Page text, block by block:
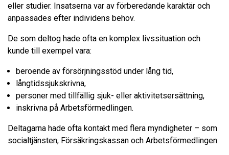
eller studier. Insatserna var av förberedande karaktär och
anpassades efter individens behov.
De som deltog hade ofta en komplex livssituation och
kunde till exempel vara:
beroende av försörjningsstöd under lång tid,
långtidssjukskrivna,
personer med tillfällig sjuk- eller aktivitetsersättning,
inskrivna på Arbetsförmedlingen.
Deltagarna hade ofta kontakt med flera myndigheter – som
socialtjänsten, Försäkringskassan och Arbetsförmedlingen.